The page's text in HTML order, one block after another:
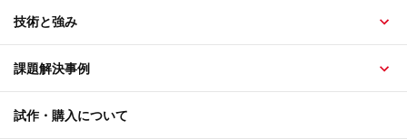
技術と強み
課題解決事例
試作・購入について